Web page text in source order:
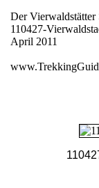
Der Vierwaldstätter
110427-
April 2011